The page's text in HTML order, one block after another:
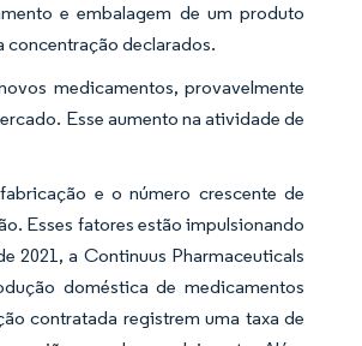
e embalagem de um produto
concentração declarados.
medicamentos, provavelmente
Esse aumento na atividade de
e o número crescente de
Esses fatores estão impulsionando
2021, a Continuus Pharmaceuticals
doméstica de medicamentos
contratada registrem uma taxa de